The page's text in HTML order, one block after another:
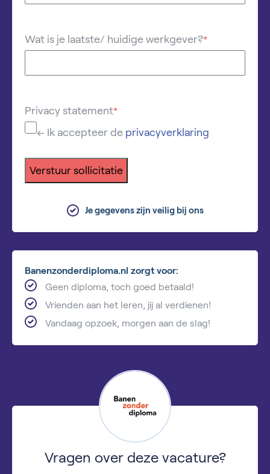
Wat is je laatste/ huidige werkgever?*
Privacy statement*
← Ik accepteer de privacyverklaring
Verstuur sollicitatie
Je gegevens zijn veilig bij ons
Banenzonderdiploma.nl zorgt voor:
Geen diploma, toch goed betaald!
Vrienden aan het leren, jij al verdienen!
Vandaag opzoek, morgen aan de slag!
Vragen over deze vacature?